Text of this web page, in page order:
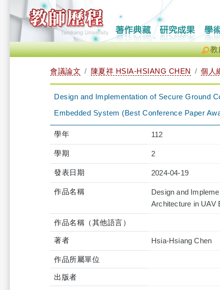
教
會議論文 陳夏祥 HSIA-HSIANG CHEN 個人
Design and Implementation of Secure Ground
Embedded System (Best Conference Paper
學年 112
學期 2
發表日期 2024-04-19
作品名稱
Design and
Architecture in UAV
作品名稱（其他語言）
著者 Hsia-Hsiang Chen
作品所屬單位
出版者